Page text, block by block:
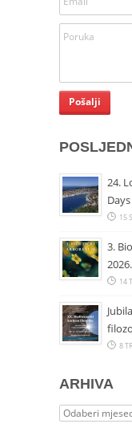
24.
15
3.
14
8
ARHIVA
Arhiva